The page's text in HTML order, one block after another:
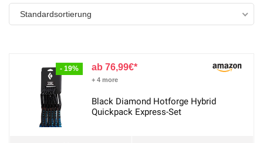
Standardsortierung
- 19% 76,99€
+ 4 more
Black Diamond Hotforge Hybrid
Quickpack Express-Set